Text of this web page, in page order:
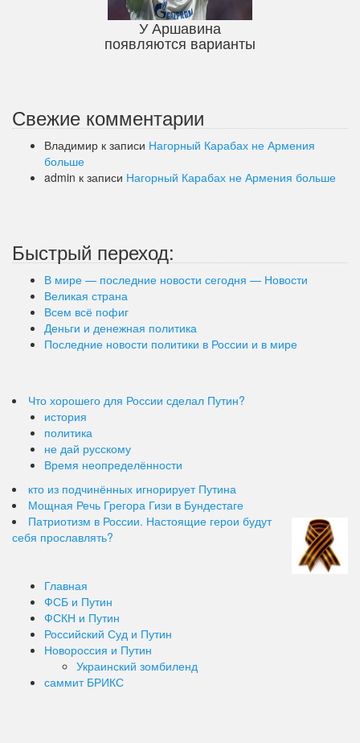
У Аршавина
появляются варианты
Свежие комментарии
Владимир к записи Нагорный Карабах не Армения
больше
admin к записи Нагорный Карабах не Армения больше
Быстрый переход:
В мире — последние новости сегодня — Новости
Великая страна
Всем всё пофиг
Деньги и денежная политика
Последние новости политики в России и в мире
Что хорошего для России сделал Путин?
история
политика
не дай русскому
Время неопределённости
кто из подчинённых игнорирует Путина
Мощная Речь Грегора Гизи в Бундестаге
Патриотизм в России. Настоящие герои будут
себя прославлять?
Главная
ФСБ и Путин
ФСКН и Путин
Российский Суд и Путин
Новороссия и Путин
Украинский зомбиленд
саммит БРИКС